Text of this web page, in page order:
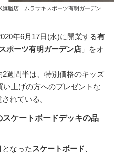
艦店「ムラサキスポーツ有明ガーデン
年6月17日(水)に開業する有
ポーツ有明ガーデン店 」をオ
週間半は、特別価格のキッズ
い上げの方へのプレゼントな
れている。
ケートボードデッキの品
となった スケートボード